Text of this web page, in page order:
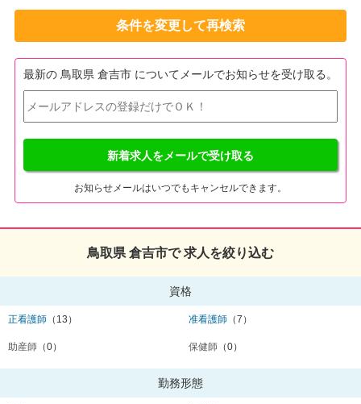
条件を変更して再検索
最新の 鳥取県 倉吉市 についてメールでお知らせを受け取る。
新着求人をメールで受け取る
お知らせメールはいつでもキャンセルできます。
鳥取県 倉吉市で 求人を絞り込む
資格
正看護師 （13） 准看護師 （7）
助産師 （0） 保健師 （0）
勤務形態